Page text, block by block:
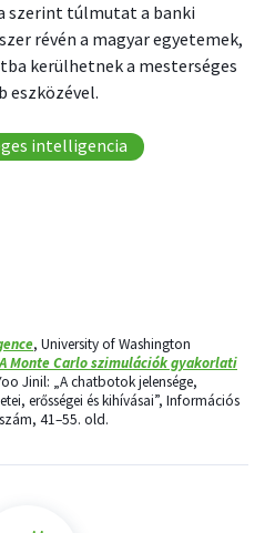
szerint túlmutat a banki
révén a magyar egyetemek,
kerülhetnek a mesterséges
intelligencia
, University of Washington
A Monte Carlo szimulációk gyakorlati
Jinil: „A chatbotok jelensége,
erősségei és kihívásai”, Információs
41–55. old.